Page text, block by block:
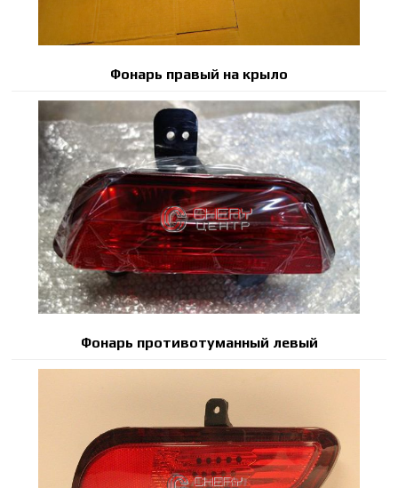
Фонарь правый на крыло
Фонарь противотуманный левый